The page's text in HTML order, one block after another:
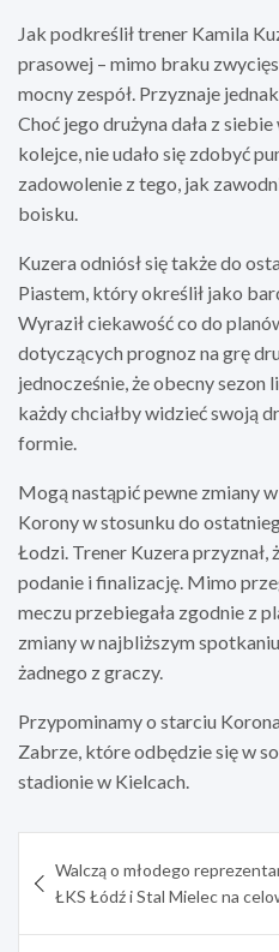
Jak podkreślił trener Kamila
prasowej – mimo braku
mocny zespół. Przyznaje
Choć jego drużyna dała z
kolejce, nie udało się zdobyć
zadowolenie z tego, jak
boisku.
Kuzera odniósł się także do
Piastem, który określił jako
Wyraził ciekawość co do
dotyczących prognoz na grę
jednocześnie, że obecny
każdy chciałby widzieć swoją
formie.
Mogą nastąpić pewne zmiany
Korony w stosunku do
Łodzi. Trener Kuzera
podanie i finalizację. Mimo
meczu przebiegała zgodnie z
zmiany w najbliższym
żadnego z graczy.
Przypominamy o starciu
Zabrze, które odbędzie się w
stadionie w Kielcach.
wpisu
Walczą o młodego
ŁKS Łódź i Stal Mielec na